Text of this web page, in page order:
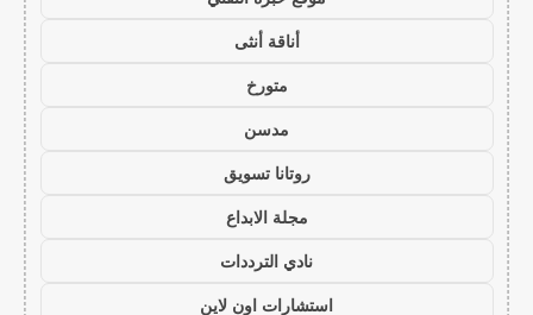
أناقة أنثى
متورخ
مدسن
روتانا تسويق
مجلة الابداع
نادي الترددات
استشارات اون لاين